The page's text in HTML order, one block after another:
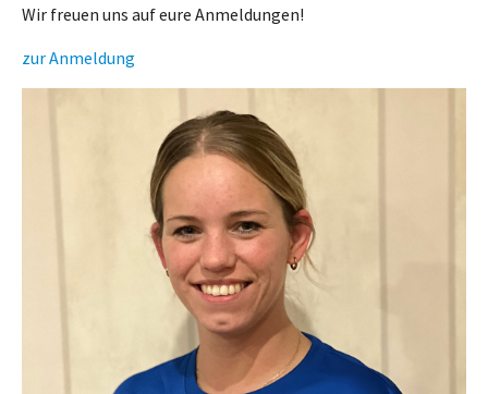
Wir freuen uns auf eure Anmeldungen!
zur Anmeldung